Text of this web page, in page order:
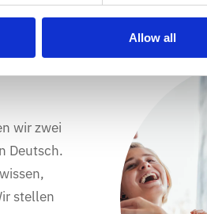
Allow all
wir zwei
Deutsch.
stellen